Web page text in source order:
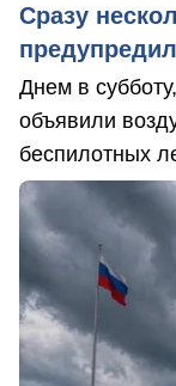
Сразу
Днем в
объявили
беспилотных